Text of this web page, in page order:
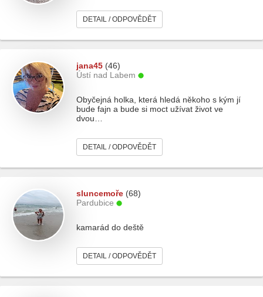
DETAIL / ODPOVĚDĚT
jana45 (46)
Ústí nad Labem
Obyčejná holka, která hledá někoho s kým jí
bude fajn a bude si moct užívat život ve
dvou…
DETAIL / ODPOVĚDĚT
sluncemoře (68)
Pardubice
kamarád do deště
DETAIL / ODPOVĚDĚT